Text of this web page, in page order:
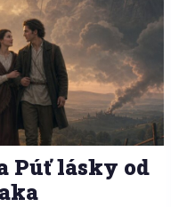
Púť lásky od